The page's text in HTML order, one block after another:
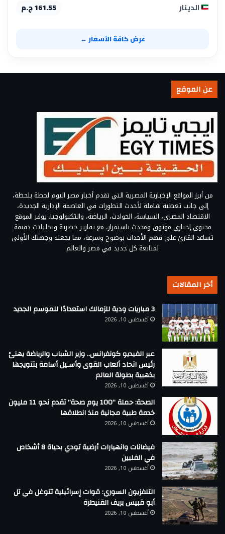
الدينار 161.55 ج.م
عرض كافة الأسعار ←
عن الموقع
من أبرز المواقع الإخبارية المصرية التي تقدم أخبار مصر اليوم لحظة بلحظة،
إلى جانب تغطية شاملة لأحدث التطورات في العاصمة الإدارية الجديدة،
الاقتصاد المصري، السياسة، الحوادث، الرياضة، والتكنولوجيا. يوفر الموقع
محتوى إخباري موثوق ومحدث باستمرار، مع تقارير حصرية وتحليلات دقيقة
تساعد القارئ على فهم الأحداث بوضوح وسرعة، مما يجعله وجهتك الأولى
لمتابعة كل جديد في مصر والعالم
أخر المقالات
3 مباريات ودية للزمالك استعدادًا للموسم الجديد
أغسطس 10, 2026
عبر الفيديو كونفرانس.. وزير الشباب والرياضة يهنئ
رئيس اتحاد ألعاب القوى وأسـيل أسامة بتتويجها
بذهبية بطولة العالم
أغسطس 10, 2026
الصحة: حملة “100 يوم صحة” تقدم نحو 11 مليون
خدمة طبية مجانية منذ انطلاقها
أغسطس 10, 2026
فيضانات وانهيارات أرضية تودي بحياة 8 أشخاص
في الفلبين
أغسطس 10, 2026
التلفزيون السوري: قوات إسرائيلية تتوغل في تل
أبو قبيس بريف القنيطرة
أغسطس 10, 2026